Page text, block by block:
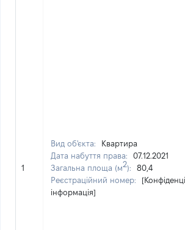
1
Вид об'єкта:
Квартира
Дата набуття права:
07.12.2021
Загальна площа (м2):
80,4
Реєстраційний номер:
інформація]